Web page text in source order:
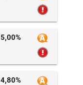
5,00%
4,80%